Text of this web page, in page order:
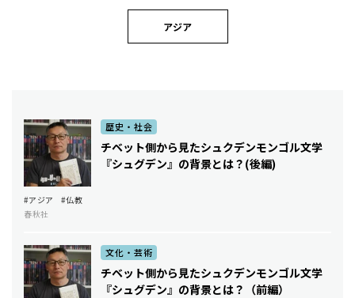
アジア
歴史・社会
チベット側から見たシュクデン――モンゴル文学
『シュグデン』の背景とは？(後編)
#アジア
#仏教
春秋社
文化・芸術
チベット側から見たシュクデン――モンゴル文学
『シュグデン』の背景とは？（前編）